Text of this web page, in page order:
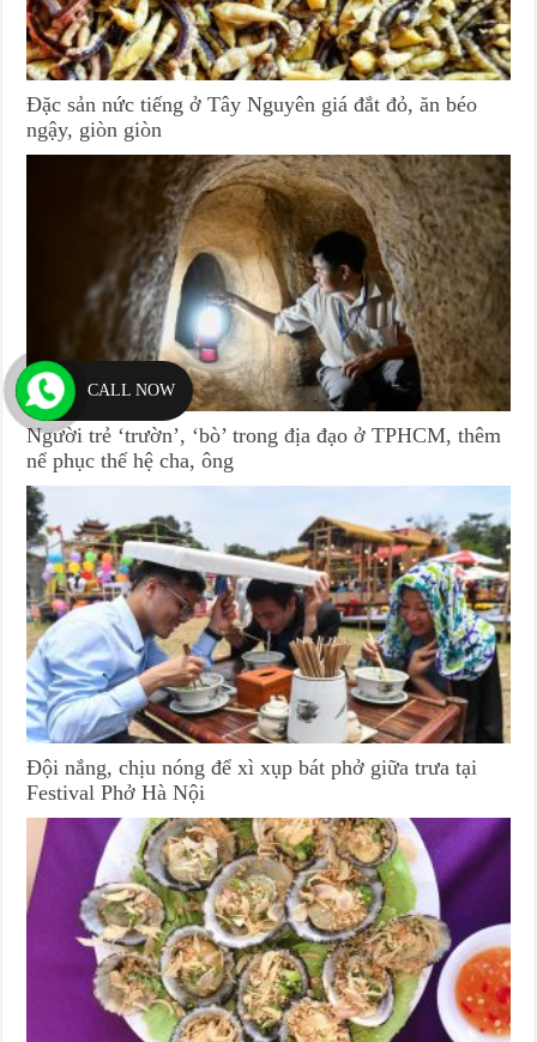
Đặc sản nức tiếng ở Tây Nguyên giá đắt đỏ, ăn béo
ngậy, giòn giòn
Người trẻ ‘trườn’, ‘bò’ trong địa đạo ở TPHCM, thêm
nể phục thế hệ cha, ông
Đội nắng, chịu nóng để xì xụp bát phở giữa trưa tại
Festival Phở Hà Nội
CALL NOW